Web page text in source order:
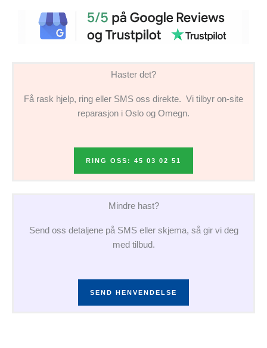
Haster det?
Få rask hjelp, ring eller SMS oss direkte. Vi tilbyr on-site
reparasjon i Oslo og Omegn.
RING OSS: 45 03 02 51
Mindre hast?
Send oss detaljene på SMS eller skjema, så gir vi deg
med tilbud.
SEND HENVENDELSE